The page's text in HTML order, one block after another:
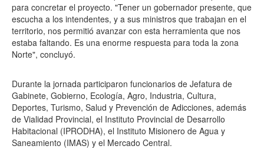
para concretar el proyecto. "Tener un gobernador presente, que
escucha a los intendentes, y a sus ministros que trabajan en el
territorio, nos permitió avanzar con esta herramienta que nos
estaba faltando. Es una enorme respuesta para toda la zona
Norte", concluyó.
Durante la jornada participaron funcionarios de Jefatura de
Gabinete, Gobierno, Ecología, Agro, Industria, Cultura,
Deportes, Turismo, Salud y Prevención de Adicciones, además
de Vialidad Provincial, el Instituto Provincial de Desarrollo
Habitacional (IPRODHA), el Instituto Misionero de Agua y
Saneamiento (IMAS) y el Mercado Central.